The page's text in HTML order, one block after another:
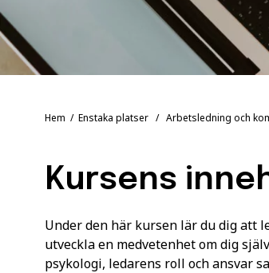
Hem / Enstaka platser / Arbetsledning och
Kursens
Under den här kursen lär du dig att
utveckla en medvetenhet om dig
psykologi, ledarens roll och ansvar